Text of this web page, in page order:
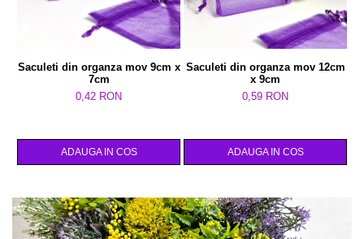
Saculeti din organza mov 9cm x
7cm
0,42 RON
ADAUGA IN COS
Saculeti din organza mov 12cm
x 9cm
0,59 RON
ADAUGA IN COS